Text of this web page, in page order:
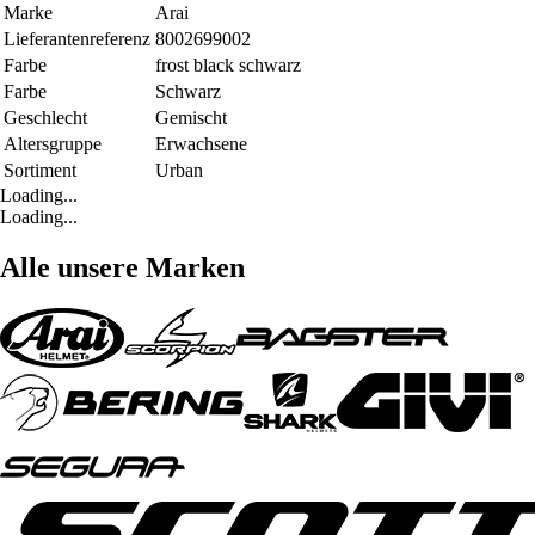
Marke
Arai
Lieferantenreferenz 8002699002
Farbe
frost black schwarz
Farbe
Schwarz
Geschlecht
Gemischt
Altersgruppe
Erwachsene
Sortiment
Urban
Loading...
Loading...
Alle unsere Marken